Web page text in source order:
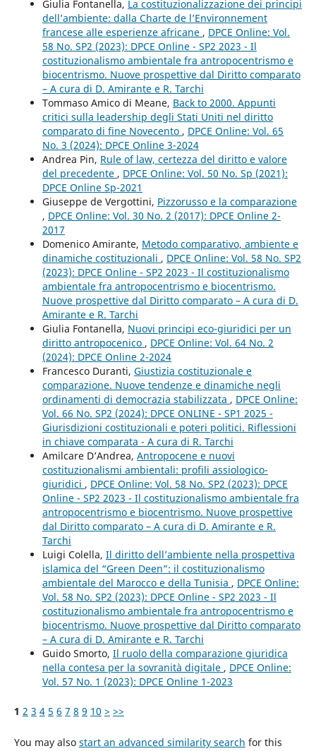
Giulia Fontanella, La costituzionalizzazione dei principi
dell’ambiente: dalla Charte de l’Environnement
francese alle esperienze africane , DPCE Online: Vol.
58 No. SP2 (2023): DPCE Online - SP2 2023 - Il
costituzionalismo ambientale fra antropocentrismo e
biocentrismo. Nuove prospettive dal Diritto comparato
– A cura di D. Amirante e R. Tarchi
Tommaso Amico di Meane, Back to 2000. Appunti
critici sulla leadership degli Stati Uniti nel diritto
comparato di fine Novecento , DPCE Online: Vol. 65
No. 3 (2024): DPCE Online 3-2024
Andrea Pin, Rule of law, certezza del diritto e valore
del precedente , DPCE Online: Vol. 50 No. Sp (2021):
DPCE Online Sp-2021
Giuseppe de Vergottini, Pizzorusso e la comparazione
, DPCE Online: Vol. 30 No. 2 (2017): DPCE Online 2-
2017
Domenico Amirante, Metodo comparativo, ambiente e
dinamiche costituzionali , DPCE Online: Vol. 58 No. SP2
(2023): DPCE Online - SP2 2023 - Il costituzionalismo
ambientale fra antropocentrismo e biocentrismo.
Nuove prospettive dal Diritto comparato – A cura di D.
Amirante e R. Tarchi
Giulia Fontanella, Nuovi principi eco-giuridici per un
diritto antropocenico , DPCE Online: Vol. 64 No. 2
(2024): DPCE Online 2-2024
Francesco Duranti, Giustizia costituzionale e
comparazione. Nuove tendenze e dinamiche negli
ordinamenti di democrazia stabilizzata , DPCE Online:
Vol. 66 No. SP2 (2024): DPCE ONLINE - SP1 2025 -
Giurisdizioni costituzionali e poteri politici. Riflessioni
in chiave comparata - A cura di R. Tarchi
Amilcare D’Andrea, Antropocene e nuovi
costituzionalismi ambientali: profili assiologico-
giuridici , DPCE Online: Vol. 58 No. SP2 (2023): DPCE
Online - SP2 2023 - Il costituzionalismo ambientale fra
antropocentrismo e biocentrismo. Nuove prospettive
dal Diritto comparato – A cura di D. Amirante e R.
Tarchi
Luigi Colella, Il diritto dell’ambiente nella prospettiva
islamica del “Green Deen”: il costituzionalismo
ambientale del Marocco e della Tunisia , DPCE Online:
Vol. 58 No. SP2 (2023): DPCE Online - SP2 2023 - Il
costituzionalismo ambientale fra antropocentrismo e
biocentrismo. Nuove prospettive dal Diritto comparato
– A cura di D. Amirante e R. Tarchi
Guido Smorto, Il ruolo della comparazione giuridica
nella contesa per la sovranità digitale , DPCE Online:
Vol. 57 No. 1 (2023): DPCE Online 1-2023
1 2 3 4 5 6 7 8 9 10 > >>
You may also start an advanced similarity search for this